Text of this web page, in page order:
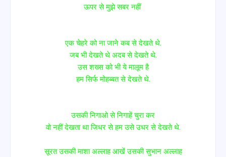
ऊपर से मुझे सबर नहीं
एक चेहरे को ना जाने कब से देखते थे.
जब भी देखते थे अदब से देखते थे.
उस शख्स को भी ये मालूम है
हम सिर्फ मोहब्बत से देखते थे.
उसकी निगाओ से निगाहें चुरा कर
वो नहीं देखता था जिधर से हम उसे उधर से देखते थे.
सूरत उसकी माशा अल्लाह आखें उसकी सुभान अल्लाह